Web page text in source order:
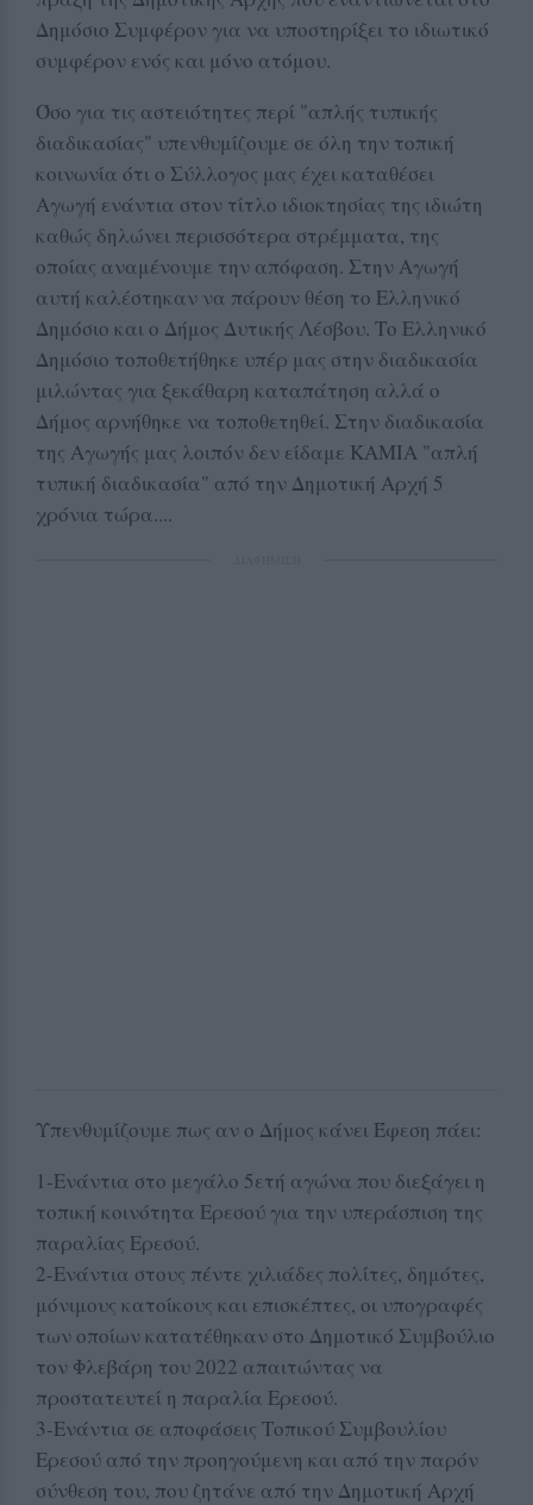
Δημόσιο Συμφέρον για να υποστηρίξει το ιδιωτικό
συμφέρον ενός και μόνο ατόμου.
Όσο για τις αστειότητες περί "απλής τυπικής
διαδικασίας" υπενθυμίζουμε σε όλη την τοπική
κοινωνία ότι ο Σύλλογος μας έχει καταθέσει
Αγωγή ενάντια στον τίτλο ιδιοκτησίας της ιδιώτη
καθώς δηλώνει περισσότερα στρέμματα, της
οποίας αναμένουμε την απόφαση. Στην Αγωγή
αυτή καλέστηκαν να πάρουν θέση το Ελληνικό
Δημόσιο και ο Δήμος Δυτικής Λέσβου. Το Ελληνικό
Δημόσιο τοποθετήθηκε υπέρ μας στην διαδικασία
μιλώντας για ξεκάθαρη καταπάτηση αλλά ο
Δήμος αρνήθηκε να τοποθετηθεί. Στην διαδικασία
της Αγωγής μας λοιπόν δεν είδαμε ΚΑΜΙΑ "απλή
τυπική διαδικασία" από την Δημοτική Αρχή 5
χρόνια τώρα....
Υπενθυμίζουμε πως αν ο Δήμος κάνει Έφεση πάει:
1-Ενάντια στο μεγάλο 5ετή αγώνα που διεξάγει η
τοπική κοινότητα Ερεσού για την υπεράσπιση της
παραλίας Ερεσού.
2-Ενάντια στους πέντε χιλιάδες πολίτες, δημότες,
μόνιμους κατοίκους και επισκέπτες, οι υπογραφές
των οποίων κατατέθηκαν στο Δημοτικό Συμβούλιο
τον Φλεβάρη του 2022 απαιτώντας να
προστατευτεί η παραλία Ερεσού.
3-Ενάντια σε αποφάσεις Τοπικού Συμβουλίου
Ερεσού από την προηγούμενη και από την παρόν
σύνθεση του, που ζητάνε από την Δημοτική Αρχή